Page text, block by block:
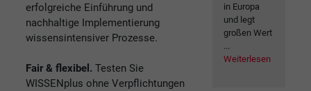
erfolgreiche Einführung und
nachhaltige Implementierung
wissensintensiver Prozesse.
Fair & flexibel. Testen Sie
WISSENplus ohne Verpflichtungen
in Europa
und legt
großen Wert
...
Weiterlesen